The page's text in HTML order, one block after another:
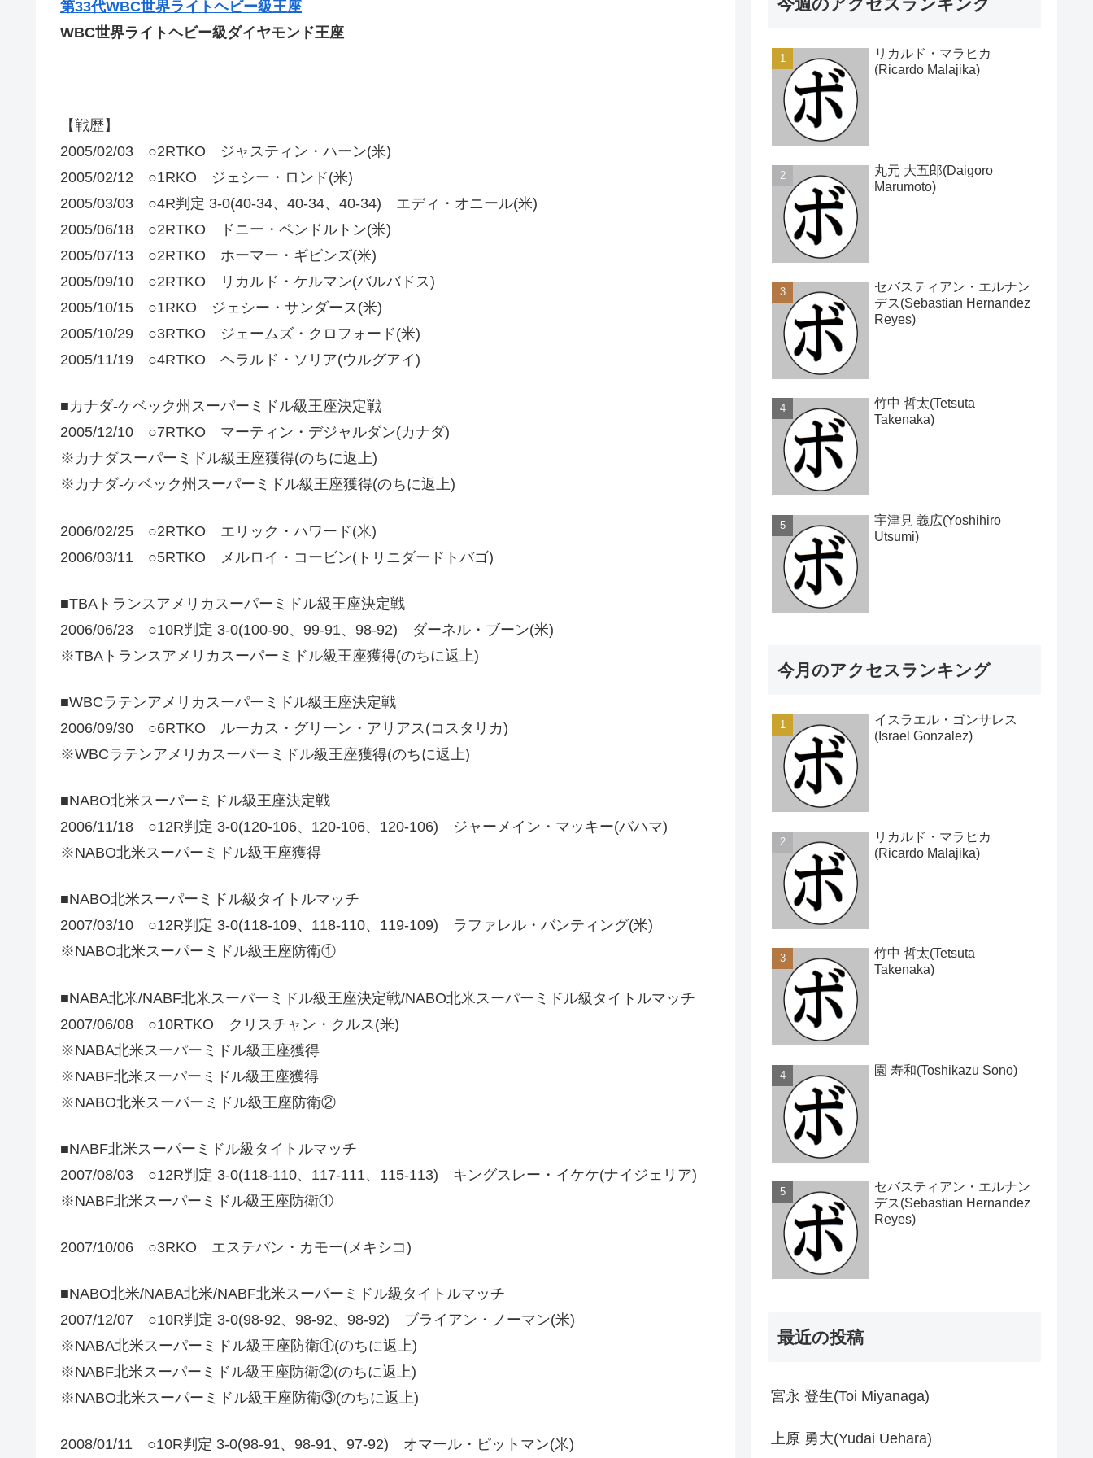
第33代WBC世界ライトヘビー級王座
WBC世界ライトヘビー級ダイヤモンド王座
【戦歴】
2005/02/03 ○2RTKO ジャスティン・ハーン(米)
2005/02/12 ○1RKO ジェシー・ロンド(米)
2005/03/03 ○4R判定 3-0(40-34、40-34、40-34) エディ・オニール(米)
2005/06/18 ○2RTKO ドニー・ペンドルトン(米)
2005/07/13 ○2RTKO ホーマー・ギビンズ(米)
2005/09/10 ○2RTKO リカルド・ケルマン(バルバドス)
2005/10/15 ○1RKO ジェシー・サンダース(米)
2005/10/29 ○3RTKO ジェームズ・クロフォード(米)
2005/11/19 ○4RTKO ヘラルド・ソリア(ウルグアイ)
■カナダ-ケベック州スーパーミドル級王座決定戦
2005/12/10 ○7RTKO マーティン・デジャルダン(カナダ)
※カナダスーパーミドル級王座獲得(のちに返上)
※カナダ-ケベック州スーパーミドル級王座獲得(のちに返上)
2006/02/25 ○2RTKO エリック・ハワード(米)
2006/03/11 ○5RTKO メルロイ・コービン(トリニダードトバゴ)
■TBAトランスアメリカスーパーミドル級王座決定戦
2006/06/23 ○10R判定 3-0(100-90、99-91、98-92) ダーネル・ブーン(米)
※TBAトランスアメリカスーパーミドル級王座獲得(のちに返上)
■WBCラテンアメリカスーパーミドル級王座決定戦
2006/09/30 ○6RTKO ルーカス・グリーン・アリアス(コスタリカ)
※WBCラテンアメリカスーパーミドル級王座獲得(のちに返上)
■NABO北米スーパーミドル級王座決定戦
2006/11/18 ○12R判定 3-0(120-106、120-106、120-106) ジャーメイン・マッキー(バハマ)
※NABO北米スーパーミドル級王座獲得
■NABO北米スーパーミドル級タイトルマッチ
2007/03/10 ○12R判定 3-0(118-109、118-110、119-109) ラファレル・バンティング(米)
※NABO北米スーパーミドル級王座防衛①
■NABA北米/NABF北米スーパーミドル級王座決定戦/NABO北米スーパーミドル級タイトルマッチ
2007/06/08 ○10RTKO クリスチャン・クルス(米)
※NABA北米スーパーミドル級王座獲得
※NABF北米スーパーミドル級王座獲得
※NABO北米スーパーミドル級王座防衛②
■NABF北米スーパーミドル級タイトルマッチ
2007/08/03 ○12R判定 3-0(118-110、117-111、115-113) キングスレー・イケケ(ナイジェリア)
※NABF北米スーパーミドル級王座防衛①
2007/10/06 ○3RKO エステバン・カモー(メキシコ)
■NABO北米/NABA北米/NABF北米スーパーミドル級タイトルマッチ
2007/12/07 ○10R判定 3-0(98-92、98-92、98-92) ブライアン・ノーマン(米)
※NABA北米スーパーミドル級王座防衛①(のちに返上)
※NABF北米スーパーミドル級王座防衛②(のちに返上)
※NABO北米スーパーミドル級王座防衛③(のちに返上)
2008/01/11 ○10R判定 3-0(98-91、98-91、97-92) オマール・ピットマン(米)
今週のアクセスランキング
リカルド・マラヒカ
(Ricardo Malajika)
丸元 大五郎(Daigoro
Marumoto)
セバスティアン・エルナン
デス(Sebastian Hernandez
Reyes)
竹中 哲太(Tetsuta
Takenaka)
宇津見 義広(Yoshihiro
Utsumi)
今月のアクセスランキング
イスラエル・ゴンサレス
(Israel Gonzalez)
リカルド・マラヒカ
(Ricardo Malajika)
竹中 哲太(Tetsuta
Takenaka)
園 寿和(Toshikazu Sono)
セバスティアン・エルナン
デス(Sebastian Hernandez
Reyes)
最近の投稿
宮永 登生(Toi Miyanaga)
上原 勇大(Yudai Uehara)